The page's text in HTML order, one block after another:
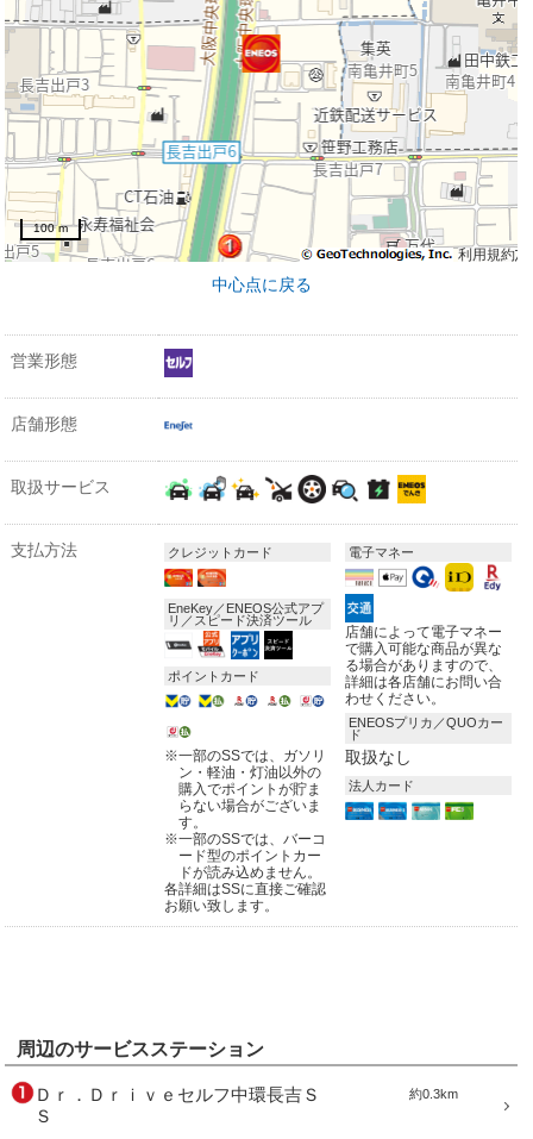
利用規約
100 m
中心点に戻る
営業形態
店舗形態
取扱サービス
支払方法 クレジットカード
EneKey／ENEOS公式アプ
リ／スピード決済ツール
ポイントカード
※一部のSSでは、ガソリ
ン・軽油・灯油以外の
購入でポイントが貯ま
らない場合がございま
す。
※一部のSSでは、バーコ
ード型のポイントカー
ドが読み込めません。
各詳細はSSに直接ご確認
お願い致します。
電子マネー
店舗によって電子マネー
で購入可能な商品が異な
る場合がありますので、
詳細は各店舗にお問い合
わせください。
ENEOSプリカ／QUOカー
ド
取扱なし
法人カード
周辺のサービスステーション
約0.3km
Ｄｒ．Ｄｒｉｖｅセルフ中環長吉Ｓ
Ｓ